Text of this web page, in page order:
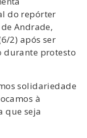
do repórter
Andrade,
2) após ser
durante protesto
solidariedade
à
que seja